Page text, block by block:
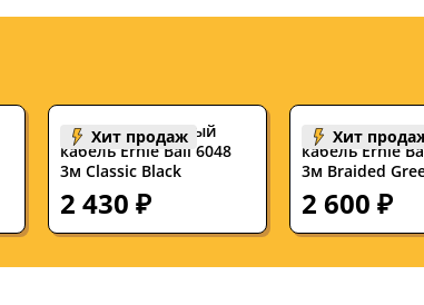
Хит продаж
Инструментальный
кабель Ernie Ball 6048
3м Classic Black
2 430 ₽
Хит
кабель Ernie
3м Braided
2 600 ₽